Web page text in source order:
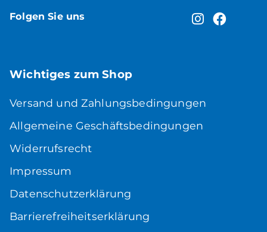
Folgen Sie uns
Wichtiges zum Shop
Versand und Zahlungsbedingungen
Allgemeine Geschäftsbedingungen
Widerrufsrecht
Impressum
Datenschutzerklärung
Barrierefreiheitserklärung